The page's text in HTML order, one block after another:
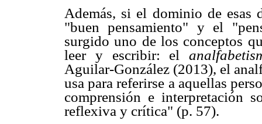
Además, si el dominio de esas
"buen pensamiento" y el
surgido uno de los conceptos
leer y escribir: el
Aguilar-González (2013), el
usa para referirse a aquellas
comprensión e interpretación
reflexiva y crítica" (p. 57).